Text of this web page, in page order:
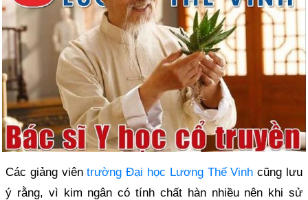
Các giảng viêntrường Đại học Lương Thế Vinh cũng lưu
ý rằng, vì kim ngân có tính chất hàn nhiều nên khi sử